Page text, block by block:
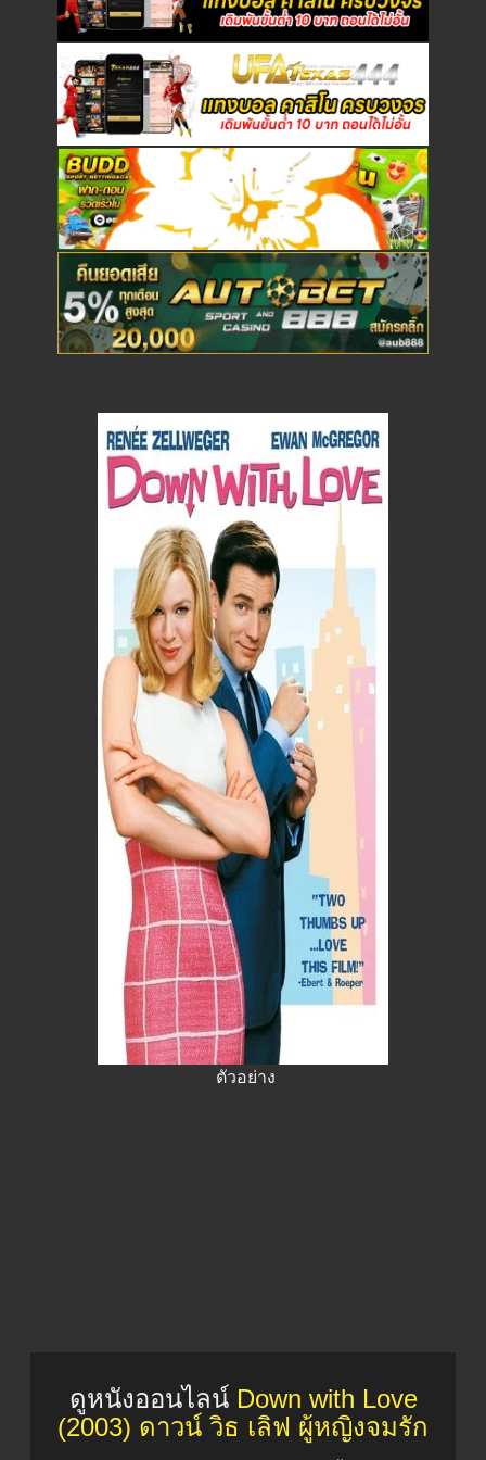
ตัวอย่าง
ดูหนังออนไลน์ Down with Love
(2003) ดาวน์ วิธ เลิฟ ผู้หญิงจมรัก